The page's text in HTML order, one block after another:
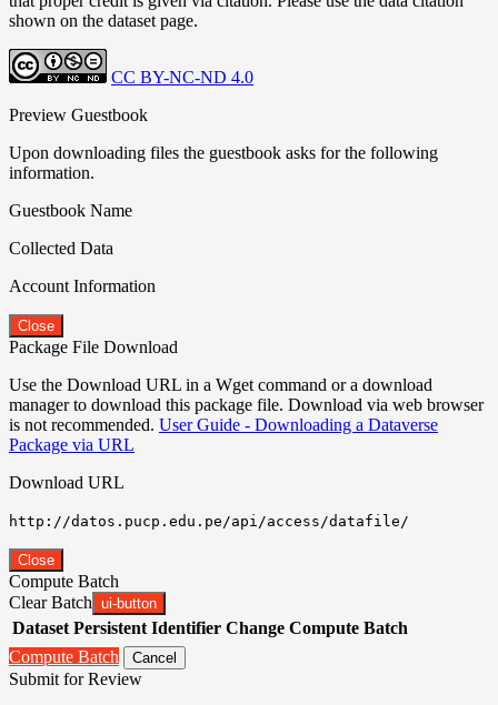
shown on the dataset page.
CC BY-NC-ND 4.0
Preview Guestbook
Upon downloading files the guestbook asks for the following
information.
Guestbook Name
Collected Data
Account Information
Close
Package File Download
Use the Download URL in a Wget command or a download
manager to download this package file. Download via web browser
is not recommended. User Guide - Downloading a Dataverse
Package via URL
Download URL
http://datos.pucp.edu.pe/api/access/datafile/
Close
Compute Batch
Clear Batch ui-button
Dataset Persistent Identifier Change Compute Batch
Compute Batch
Cancel
Submit for Review